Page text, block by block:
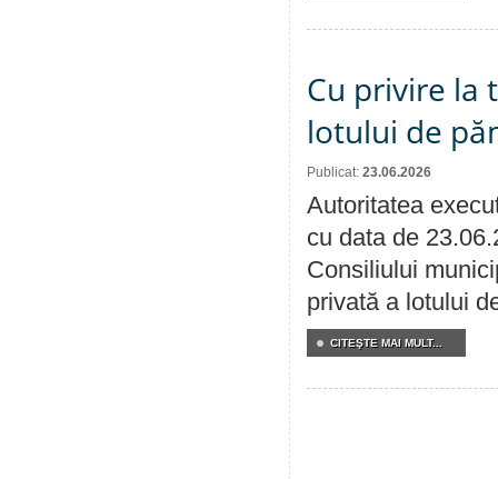
Cu privire la
lotului de
Publicat: 23.06.2026
Autoritatea
cu data de
Consiliului
privată a lotului
CITEŞTE MAI MULT...